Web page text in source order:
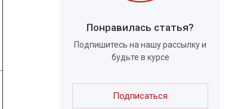
Понравилась статья?
Подпишитесь на нашу рассылку и
будьте в курсе
Подписаться